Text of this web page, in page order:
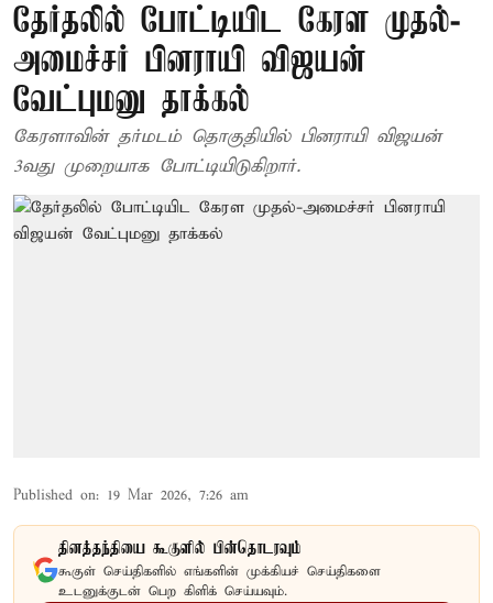
தேர்தலில் போட்டியிட கேரள முதல்-
அமைச்சர் பினராயி விஜயன்
வேட்புமனு தாக்கல்
கேரளாவின் தர்மடம் தொகுதியில் பினராயி விஜயன்
3வது முறையாக போட்டியிடுகிறார்.
Published on: 19 Mar 2026, 7:26 am
தினத்தந்தியை கூகுளில் பின்தொடரவும்
கூகுள் செய்திகளில் எங்களின் முக்கியச் செய்திகளை
உடனுக்குடன் பெற கிளிக் செய்யவும்.